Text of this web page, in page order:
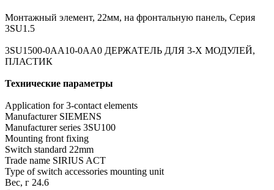
Монтажный элемент, 22мм, на фронтальную панель, Серия
3SU1.5
3SU1500-0AA10-0AA0 ДЕРЖАТЕЛЬ ДЛЯ 3-Х МОДУЛЕЙ,
ПЛАСТИК
Технические параметры
Application for 3-contact elements
Manufacturer SIEMENS
Manufacturer series 3SU100
Mounting front fixing
Switch standard 22mm
Trade name SIRIUS ACT
Type of switch accessories mounting unit
Вес, г 24.6